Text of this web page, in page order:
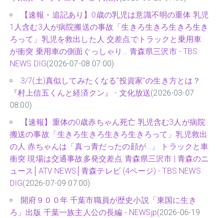
【速報・追記あり】0歳の乳児は意識不明の重体 乳児
1人含む3人が病院搬送の事故「生きろ生きろ生きろ生き
ろって」乳児を救出した人 交差点でトラックと乗用車
が衝突 乗用車の側面ぐっしゃり… 青森県三沢市 - TBS
NEWS DIG(2026-07-08 07:00)
3/7(土)真似してみたくなる"投資家"の生き方とは？
『村上信五くんと経済クン』 - 文化放送(2026-03-07
08:00)
【速報】重体の0歳赤ちゃん死亡 乳児含む3人が病院
搬送の事故「生きろ生きろ生きろ生きろって」乳児救出
の人 赤ちゃんは「真っ青だったの顔が…」 トラックと車
衝突 現場は交通事故多発交差点 青森県三沢市 | 青森のニ
ュース│ATV NEWS│青森テレビ (4ページ) - TBS NEWS
DIG(2026-07-09 07:00)
開府９００年 千葉市職員が歴史小説「東国に生き
ろ」出版 千葉一族主人公の長編 - NEWSjp(2026-06-19